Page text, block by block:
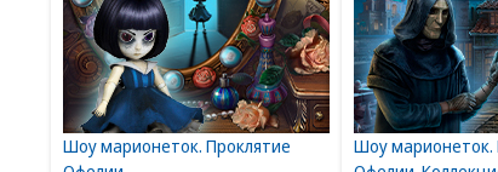
Шоу марионеток. Проклятие
Шоу марионеток.